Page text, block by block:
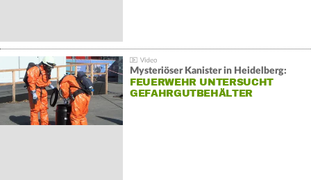
Mysteriöser Kanister in Heidelberg:
FEUERWEHR UNTERSUCHT
GEFAHRGUTBEHÄLTER